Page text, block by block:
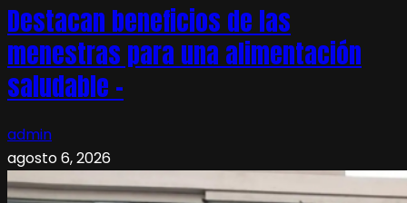
Destacan beneficios de las
menestras para una alimentación
saludable –
admin
agosto 6, 2026